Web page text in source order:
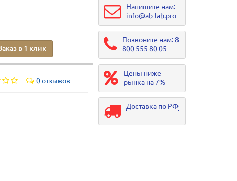
в 1 клик
0 отзывов
Напишите нам:
info@ab-lab.pro
Позвоните нам: 8
800 555 80 05
Цены ниже
рынка на 7%
Доставка по РФ